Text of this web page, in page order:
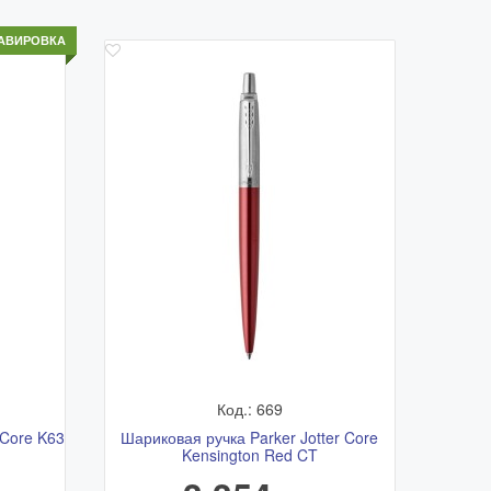
K63
Код.: 669
Шариковая ручка Parker Jotter Core
Kensington Red CT